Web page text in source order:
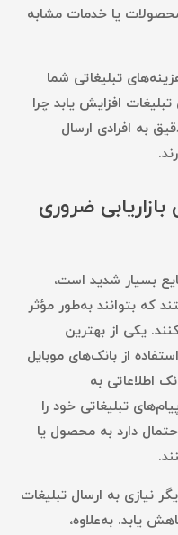
یا خدمات مشابه
تبلیغاتی شما
افزایش یابد چرا
به افرادی ارسال
بازاریابی ضروری
بسیار شدید است،
که بتوانند به‌طور مؤثر
یکی از بهترین
از بانک‌های موبایل
اطلاعاتی به
تبلیغاتی خود را
دارد به محصول یا
نیازی به ارسال تبلیغات
یابد. به‌علاوه،